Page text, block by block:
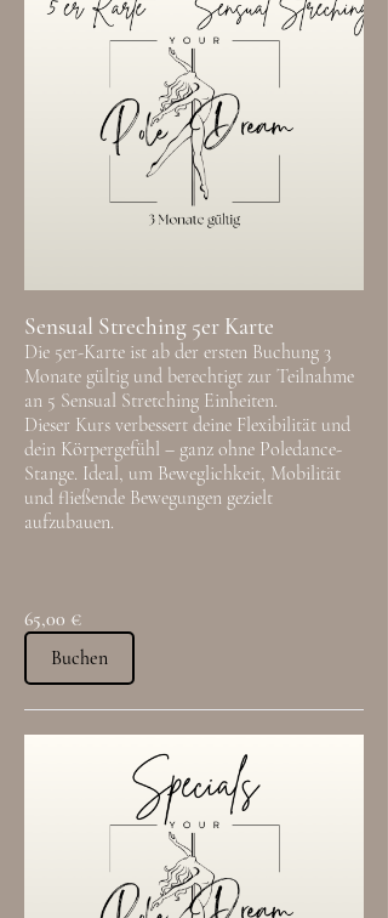
Sensual Streching 5er Karte
Die 5er-Karte ist ab der ersten Buchung 3
Monate gültig und berechtigt zur Teilnahme
an 5 Sensual Stretching Einheiten.
Dieser Kurs verbessert deine Flexibilität und
dein Körpergefühl – ganz ohne Poledance-
Stange. Ideal, um Beweglichkeit, Mobilität
und fließende Bewegungen gezielt
aufzubauen.
65,00 €
Buchen